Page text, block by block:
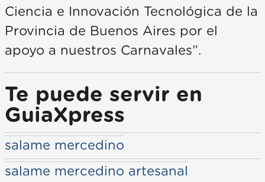
Ciencia e Innovación Tecnológica de la
Provincia de Buenos Aires por el
apoyo a nuestros Carnavales”.
Te puede servir en
GuiaXpress
salame mercedino
salame mercedino artesanal